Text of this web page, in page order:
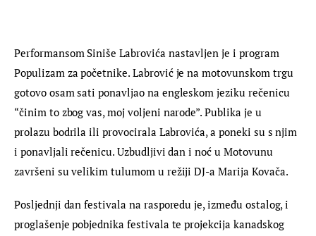
Performansom Siniše Labrovića nastavljen je i program
Populizam za početnike. Labrović je na motovunskom trgu
gotovo osam sati ponavljao na engleskom jeziku rečenicu
“činim to zbog vas, moj voljeni narode”. Publika je u
prolazu bodrila ili provocirala Labrovića, a poneki su s njim
i ponavljali rečenicu. Uzbudljivi dan i noć u Motovunu
završeni su velikim tulumom u režiji DJ-a Marija Kovača.
Posljednji dan festivala na rasporedu je, između ostalog, i
proglašenje pobjednika festivala te projekcija kanadskog